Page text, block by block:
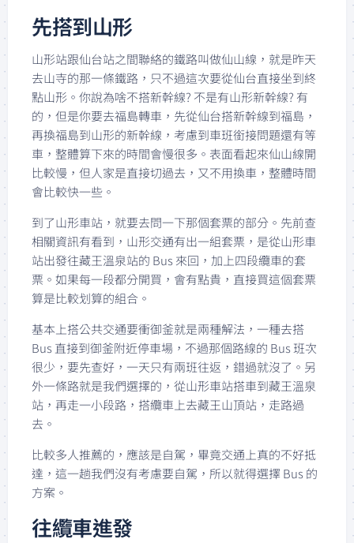
先搭到山形
山形站跟仙台站之間聯絡的鐵路叫做仙山線，就是昨天
去山寺的那一條鐵路，只不過這次要從仙台直接坐到終
點山形。你說為啥不搭新幹線? 不是有山形新幹線? 有
的，但是你要去福島轉車，先從仙台搭新幹線到福島，
再換福島到山形的新幹線，考慮到車班銜接問題還有等
車，整體算下來的時間會慢很多。表面看起來仙山線開
比較慢，但人家是直接切過去，又不用換車，整體時間
會比較快一些。
到了山形車站，就要去問一下那個套票的部分。先前查
相關資訊有看到，山形交通有出一組套票，是從山形車
站出發往藏王溫泉站的 Bus 來回，加上四段纜車的套
票。如果每一段都分開買，會有點貴，直接買這個套票
算是比較划算的組合。
基本上搭公共交通要衝御釜就是兩種解法，一種去搭
Bus 直接到御釜附近停車場，不過那個路線的 Bus 班次
很少，要先查好，一天只有兩班往返，錯過就沒了。另
外一條路就是我們選擇的，從山形車站搭車到藏王溫泉
站，再走一小段路，搭纜車上去藏王山頂站，走路過
去。
比較多人推薦的，應該是自駕，畢竟交通上真的不好抵
達，這一趟我們沒有考慮要自駕，所以就得選擇 Bus 的
方案。
往纜車進發